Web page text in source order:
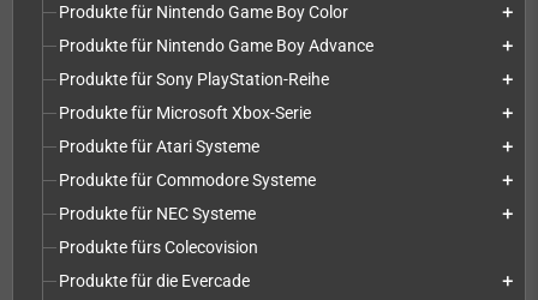
Produkte für Nintendo Game Boy Color add
Produkte für Nintendo Game Boy Advance add
Produkte für Sony PlayStation-Reihe add
Produkte für Microsoft Xbox-Serie add
Produkte für Atari Systeme add
Produkte für Commodore Systeme add
Produkte für NEC Systeme add
Produkte fürs Colecovision
Produkte für die Evercade
add